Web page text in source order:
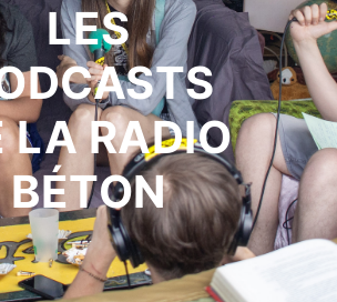
LES
LA RADIO
BÉTON